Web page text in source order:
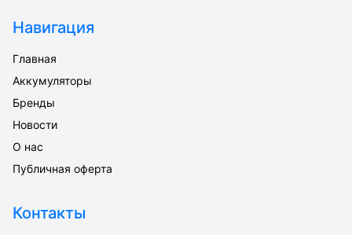
Навигация
Главная
Аккумуляторы
Бренды
Новости
О нас
Публичная оферта
Контакты